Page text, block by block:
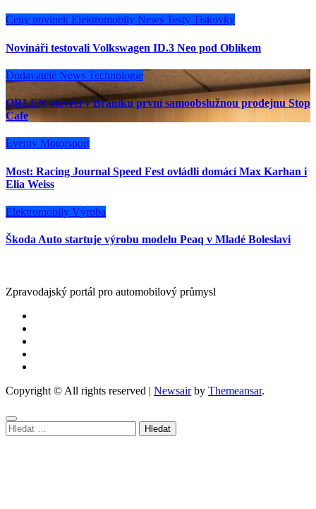
Ceny novinek Elektromobily News Testy Tiskovky
Novináři testovali Volkswagen ID.3 Neo pod Oblíkem
Dodavatelé News Technologie
ORLEN otevřel v Braníku první samoobslužnou prodejnu Stop
Cafe
Eventy Motorsport
Most: Racing Journal Speed Fest ovládli domácí Max Karhan i
Elia Weiss
Elektromobily Výroba
Škoda Auto startuje výrobu modelu Peaq v Mladé Boleslavi
Zpravodajský portál pro automobilový průmysl
Copyright © All rights reserved | Newsairby Themeansar.
Vyhledávání